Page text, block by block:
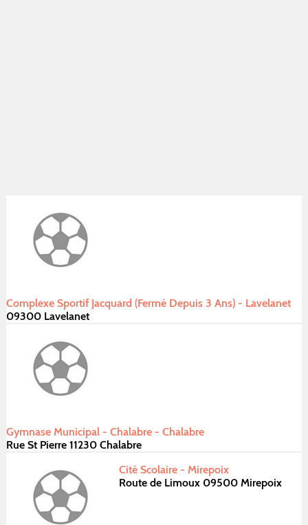
Complexe Sportif Jacquard (Fermé Depuis 3 Ans) - Lavelanet
09300 Lavelanet
Gymnase Municipal - Chalabre - Chalabre
Rue St Pierre 11230 Chalabre
Cité Scolaire - Mirepoix
Route de Limoux 09500 Mirepoix